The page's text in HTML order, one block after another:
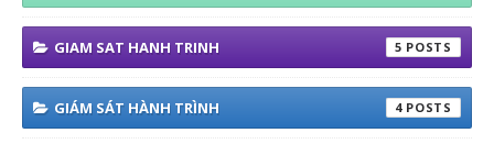
GIAM SAT HANH TRINH 5
GIÁM SÁT HÀNH TRÌNH 4